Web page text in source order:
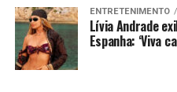
Comentários
ENTRETENIMENTO
Lívia Andrade
Espanha: ‘Viva